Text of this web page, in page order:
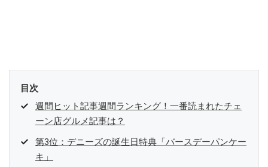
目次
週間ヒット記事週間ランキング！一番読まれたチェ
ーン店グルメ記事は？
第3位：デニーズの誕生日特典「バースデーパンケー
キ」